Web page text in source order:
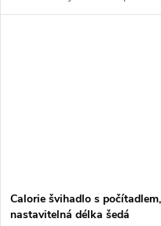
Délka držadel: 16 cm....
Calorie švihadlo s počítadlem,
nastavitelná délka šedá